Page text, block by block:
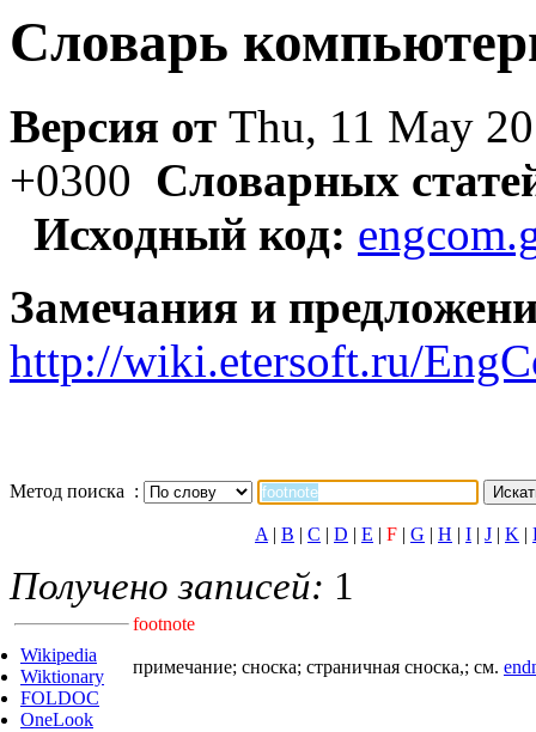
Словарь
Версия от Thu, 11 May
+0300 Словарных
Исходный код:
Замечания и
http://wiki.etersoft.ru/
Метод поиска :
A| B | C | D | E | F | G | H | I | J | K |
Получено записей: 1
Wikipedia
Wiktionary
FOLDOC
OneLook
footnote
примечание; сноска; страничная сноска,; см.